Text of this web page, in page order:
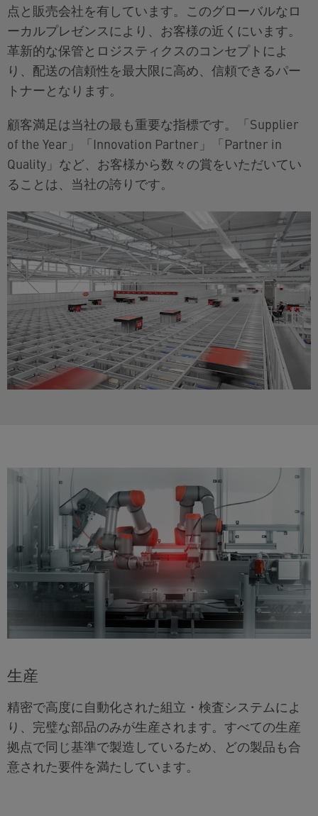
点と販売会社を有しています。このグローバルなロ
ーカルプレゼンスにより、お客様の近くにいます。
革新的な保管とロジスティクスのコンセプトによ
り、配送の信頼性を最大限に高め、信頼できるパー
トナーとなります。
顧客満足は当社の最も重要な指標です。「Supplier
of the Year」「Innovation Partner」「Partner in
Quality」など、お客様から数々の賞をいただいてい
ることは、当社の誇りです。
生産
精密で高度に自動化された組立・検査システムによ
り、完璧な部品のみが生産されます。すべての生産
拠点で同じ基準で製造しているため、どの製品も合
意された要件を満たしています。